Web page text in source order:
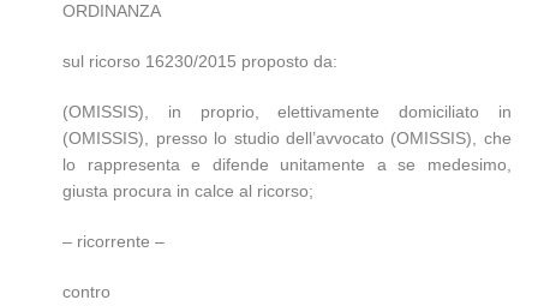
ORDINANZA
sul ricorso 16230/2015 proposto da:
(OMISSIS), in proprio, elettivamente domiciliato in
(OMISSIS), presso lo studio dell’avvocato (OMISSIS), che
lo rappresenta e difende unitamente a se medesimo,
giusta procura in calce al ricorso;
– ricorrente –
contro